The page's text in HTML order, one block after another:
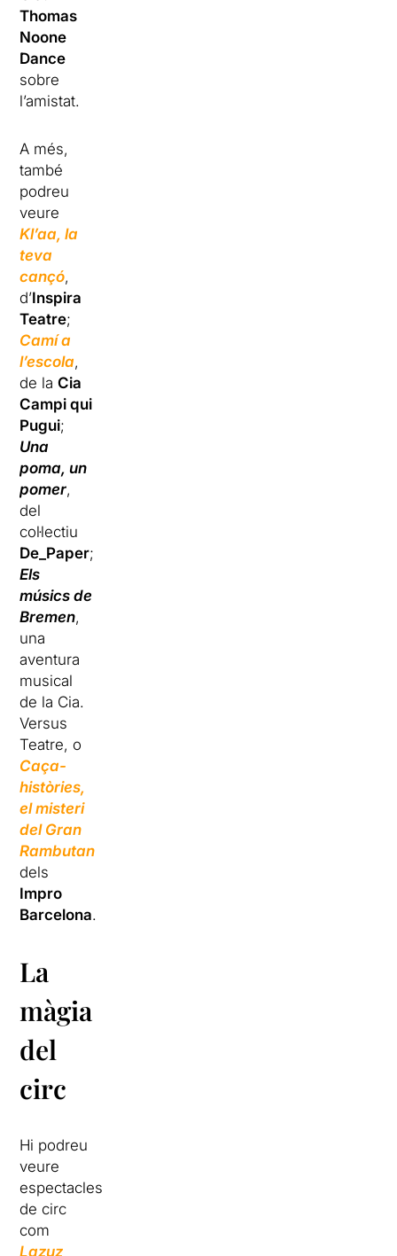
Thomas
Noone
Dance
sobre
l’amistat.
A més,
també
podreu
veure
Kl’aa, la
teva
cançó,
d’Inspira
Teatre;
Camí a
l’escola,
de laCia
Campi qui
Pugui;
Una
poma, un
pomer,
del
col·lectiu
De_Paper;
Els
músics de
Bremen,
una
aventura
musical
de la Cia.
Versus
Teatre, o
Caça-
històries,
el misteri
del Gran
Rambutan
dels
Impro
Barcelona.
La
màgia
del
circ
Hi podreu
veure
espectacles
de circ
com
Lazuz